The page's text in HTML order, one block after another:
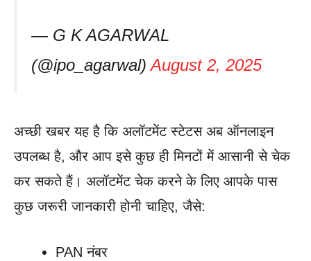
— G K AGARWAL
(@ipo_agarwal)August 2, 2025
अच्छी खबर यह है कि अलॉटमेंट स्टेटस अब ऑनलाइन
उपलब्ध है, और आप इसे कुछ ही मिनटों में आसानी से चेक
कर सकते हैं। अलॉटमेंट चेक करने के लिए आपके पास
कुछ जरूरी जानकारी होनी चाहिए, जैसे:
PAN नंबर